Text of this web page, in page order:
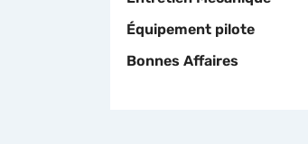
Équipement pilote
Bonnes Affaires